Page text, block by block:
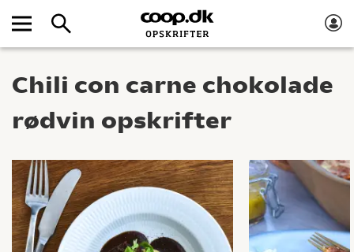
Chili con carne chokolade
rødvin opskrifter